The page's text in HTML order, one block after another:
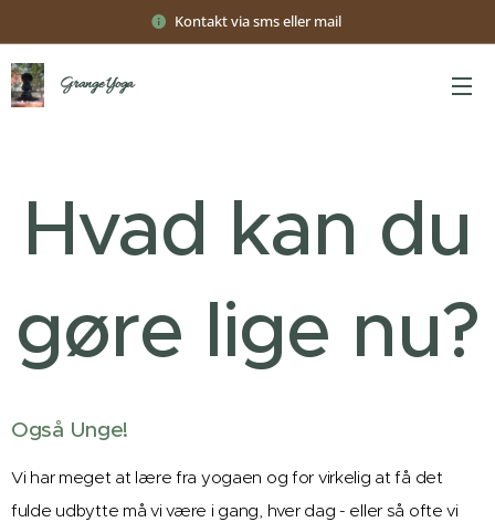
Kontakt via sms eller mail
Grange Yoga
Hvad kan du
gøre lige nu?
Også Unge!
Vi har meget at lære fra yogaen og for virkelig at få det
fulde udbytte må vi være i gang, hver dag - eller så ofte vi